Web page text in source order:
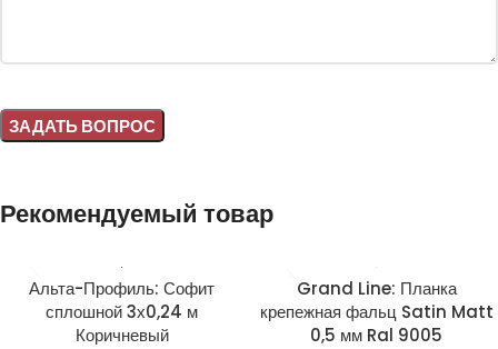
Рекомендуемый товар
Альта-Профиль: Софит
сплошной 3х0,24 м
Коричневый
Grand Line: Планка
крепежная фальц Satin Matt
0,5 мм Ral 9005